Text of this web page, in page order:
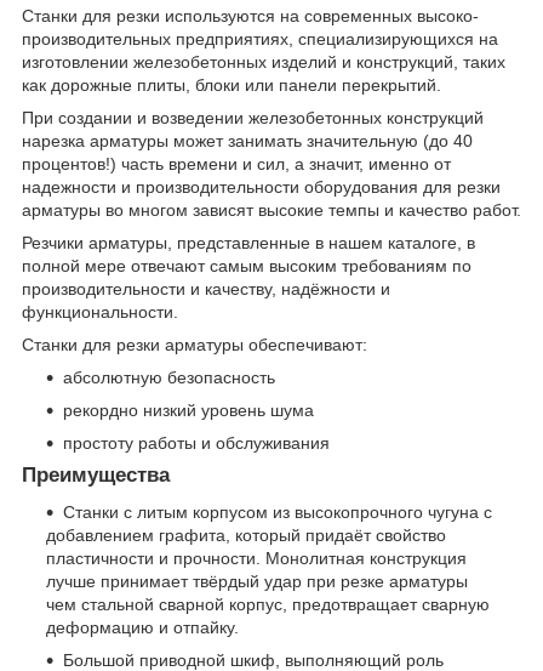
Станки для резки используются на современных высоко-
производительных предприятиях, специализирующихся на
изготовлении железобетонных изделий и конструкций, таких
как дорожные плиты, блоки или панели перекрытий.
При создании и возведении железобетонных конструкций
нарезка арматуры может занимать значительную (до 40
процентов!) часть времени и сил, а значит, именно от
надежности и производительности оборудования для резки
арматуры во многом зависят высокие темпы и качество работ.
Резчики арматуры, представленные в нашем каталоге, в
полной мере отвечают самым высоким требованиям по
производительности и качеству, надёжности и
функциональности.
Станки для резки арматуры обеспечивают:
абсолютную безопасность
рекордно низкий уровень шума
простоту работы и обслуживания
Преимущества
Станки с литым корпусом из высокопрочного чугуна с
добавлением графита, который придаёт свойство
пластичности и прочности. Монолитная конструкция
лучше принимает твёрдый удар при резке арматуры
чем стальной сварной корпус, предотвращает сварную
деформацию и отпайку.
Большой приводной шкиф, выполняющий роль